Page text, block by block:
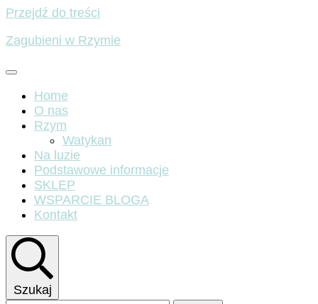
Przejdź do treści
Zagubieni w Rzymie
Home
O nas
Rzym
Watykan
Na luzie
Podstawowe informacje
SKLEP
WSPARCIE BLOGA
Kontakt
Szukaj